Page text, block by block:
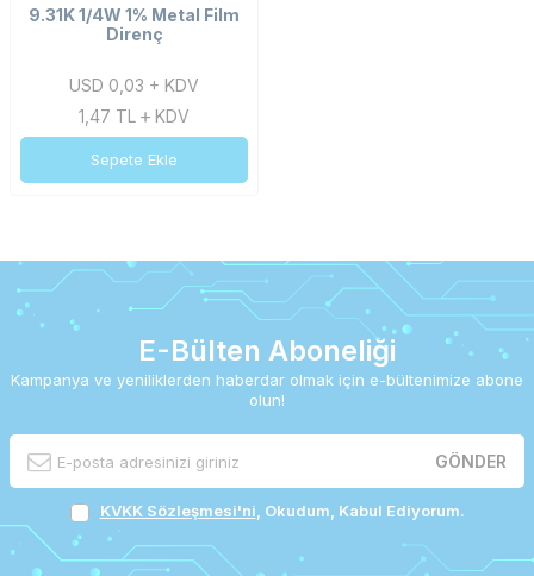
9.31K 1/4W 1% Metal Film
Direnç
USD 0,03 + KDV
1,47 TL KDV
Sepete Ekle
E-Bülten Aboneliği
Kampanya ve yeniliklerden haberdar olmak için e-bültenimize abone
olun!
GÖNDER
KVKK Sözleşmesi'ni, Okudum, Kabul Ediyorum.